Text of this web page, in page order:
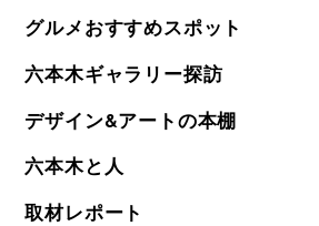
グルメおすすめスポット
六本木ギャラリー探訪
デザイン&アートの本棚
六本木と人
取材レポート